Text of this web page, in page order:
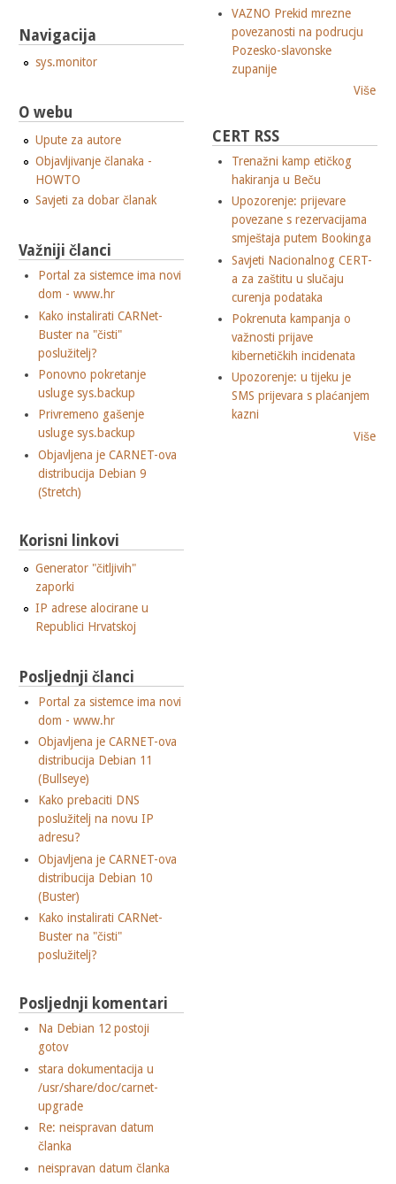
Navigacija
sys.monitor
O webu
Upute za autore
Objavljivanje članaka -
HOWTO
Savjeti za dobar članak
Važniji članci
Portal za sistemce ima novi
dom - www.hr
Kako instalirati CARNet-
Buster na "čisti"
poslužitelj?
Ponovno pokretanje
usluge sys.backup
Privremeno gašenje
usluge sys.backup
Objavljena je CARNET-ova
distribucija Debian 9
(Stretch)
Korisni linkovi
Generator "čitljivih"
zaporki
IP adrese alocirane u
Republici Hrvatskoj
Posljednji članci
Portal za sistemce ima novi
dom - www.hr
Objavljena je CARNET-ova
distribucija Debian 11
(Bullseye)
Kako prebaciti DNS
poslužitelj na novu IP
adresu?
Objavljena je CARNET-ova
distribucija Debian 10
(Buster)
Kako instalirati CARNet-
Buster na "čisti"
poslužitelj?
Posljednji komentari
Na Debian 12 postoji
gotov
stara dokumentacija u
/usr/share/doc/carnet-
upgrade
Re: neispravan datum
članka
neispravan datum članka
VAZNO Prekid mrezne
povezanosti na podrucju
Pozesko-slavonske
zupanije
Više
CERT RSS
Trenažni kamp etičkog
hakiranja u Beču
Upozorenje: prijevare
povezane s rezervacijama
smještaja putem Bookinga
Savjeti Nacionalnog CERT-
a za zaštitu u slučaju
curenja podataka
Pokrenuta kampanja o
važnosti prijave
kibernetičkih incidenata
Upozorenje: u tijeku je
SMS prijevara s plaćanjem
kazni
Više